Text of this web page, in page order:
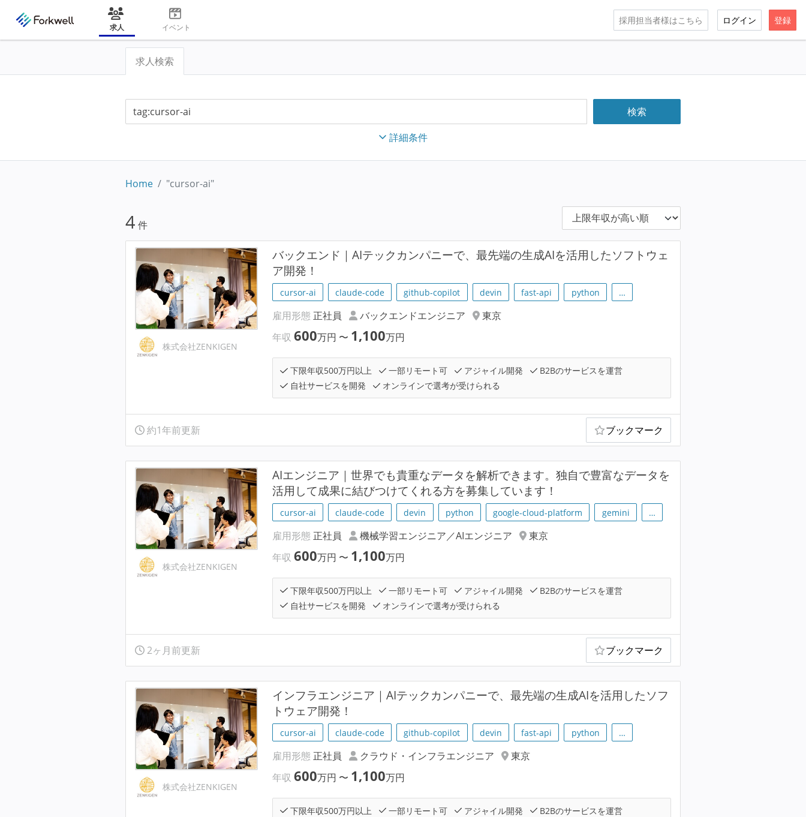
求人 イベント
採用担当者様はこちら ログイン 登録
求人検索
詳細条件
Home "cursor-ai"
4 件
株式会社ZENKIGEN
バックエンド｜AIテックカンパニーで、最先端の生成AIを活用したソフトウェ
ア開発！
cursor-ai claude-code github-copilot devin fast-api python …
雇用形態 正社員 バックエンドエンジニア
東京
年収600万円 〜 1,100万円
下限年収500万円以上 一部リモート可 アジャイル開発
B2Bのサービスを運営
自社サービスを開発
オンラインで選考が受けられる
約1年前更新 ブックマーク
株式会社ZENKIGEN
AIエンジニア｜世界でも貴重なデータを解析できます。独自で豊富なデータを
活用して成果に結びつけてくれる方を募集しています！
cursor-ai claude-code devin python google-cloud-platform gemini …
雇用形態 正社員 機械学習エンジニア／AIエンジニア
東京
年収600万円 〜 1,100万円
下限年収500万円以上 一部リモート可 アジャイル開発
B2Bのサービスを運営
自社サービスを開発
オンラインで選考が受けられる
2ヶ月前更新 ブックマーク
株式会社ZENKIGEN
インフラエンジニア｜AIテックカンパニーで、最先端の生成AIを活用したソフ
トウェア開発！
cursor-ai claude-code github-copilot devin fast-api python …
雇用形態 正社員 クラウド・インフラエンジニア
東京
年収600万円 〜 1,100万円
下限年収500万円以上 一部リモート可 アジャイル開発
B2Bのサービスを運営